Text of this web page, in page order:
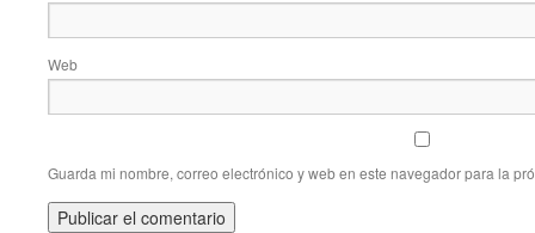
Web
Guarda mi nombre, correo electrónico y web en este navegador para la